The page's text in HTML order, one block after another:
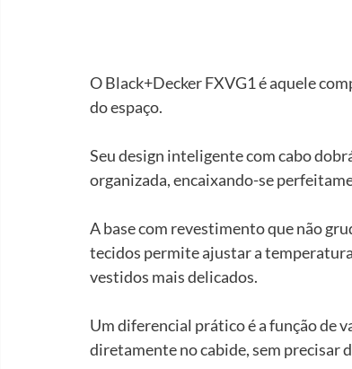
O Black+Decker FXVG1 é aquele
do espaço.
Seu design inteligente com cabo
organizada, encaixando-se
A base com revestimento que não
tecidos permite ajustar a temperatura
vestidos mais delicados.
Um diferencial prático é a função de
diretamente no cabide, sem precisar